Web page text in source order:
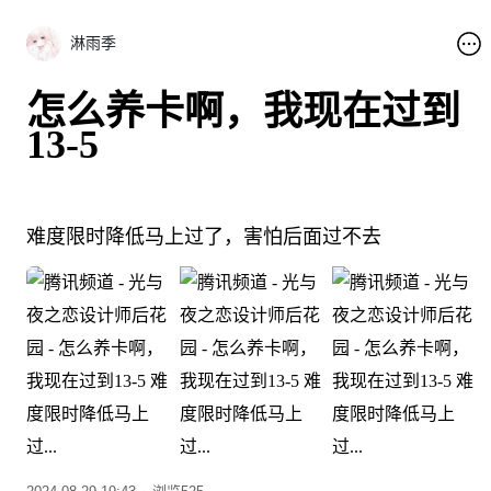
淋雨季
怎么养卡啊，我现在过到
13-5
难度限时降低马上过了，害怕后面过不去